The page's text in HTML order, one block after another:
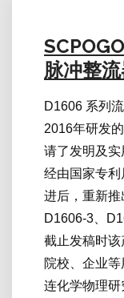
脉冲整
D1606 系列
2016年研发
请了发明及
经由国家专
进后，重新推
D1606-3、
截止发稿时
院校、企业
连化学物理